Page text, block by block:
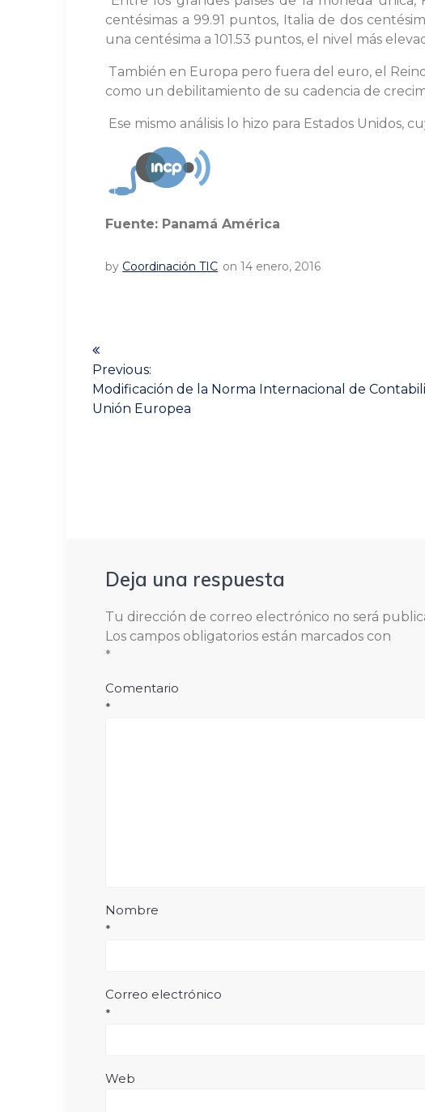
centésimas a 99.91 puntos, Italia de dos
una centésima a 101.53 puntos, el nivel más
También en Europa pero fuera del euro, el
como un debilitamiento de su cadencia de
Ese mismo análisis lo hizo para Estados Unidos,
Fuente: Panamá América
by Coordinación TIC on 14 enero, 2016
Navegación
de
entradas
Previous:
Previous
post:
Modificación de la Norma Internacional de
Unión Europea
Deja una respuesta
Tu dirección de correo electrónico no será
Los campos obligatorios están marcados con
*
Comentario
*
Nombre
*
Correo electrónico
*
Web